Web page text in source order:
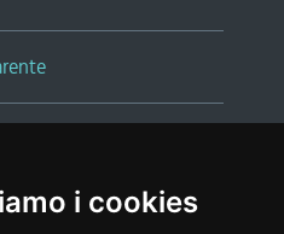
i cookies